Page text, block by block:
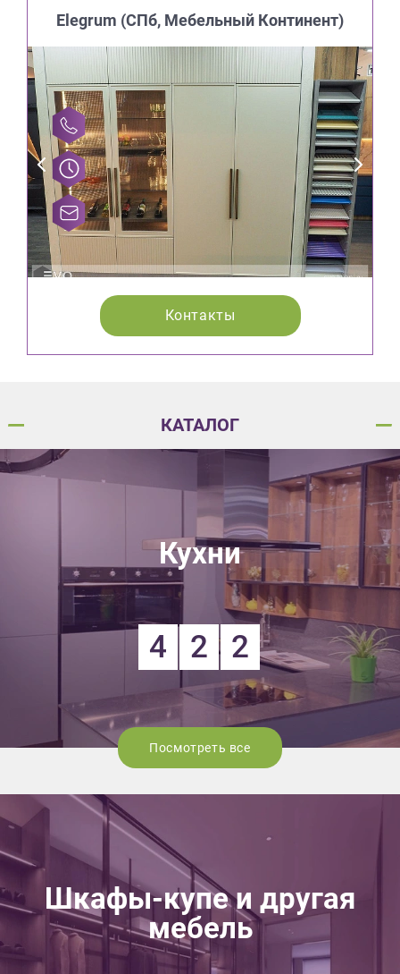
Elegrum (CПб, Мебельный Континент)
Контакты
КАТАЛОГ
Кухни
4 2 2
Посмотреть все
Шкафы-купе и другая
мебель